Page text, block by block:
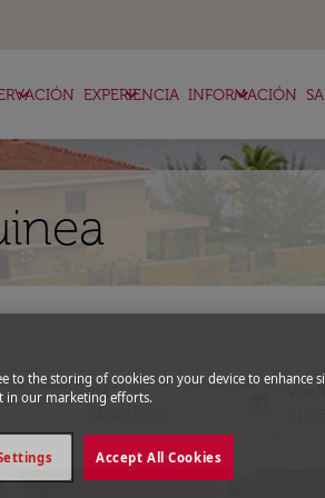
keyboard_arrow_down EXPERIENCIA
keyboard_arrow_down INFORMACIÓN
keyboard_arrow_down
Ida
fc-
to the storing of cookies on your device to enhance
in our marketing efforts.
Accept All Cookies